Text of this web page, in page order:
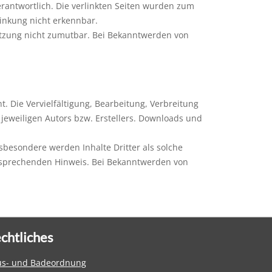
Die verlinkten Seiten wurden zum
nicht erkennbar.
nicht zumutbar. Bei Bekanntwerden von
Die Vervielfältigung, Bearbeitung, Verbreitung
Autors bzw. Erstellers. Downloads und
werden Inhalte Dritter als solche
Hinweis. Bei Bekanntwerden von
und Badeordnung